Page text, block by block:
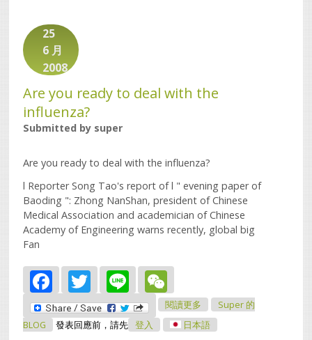
25
6 月
2008
Are you ready to deal with the
influenza?
Submitted by super
Are you ready to deal with the influenza?
l Reporter Song Tao's report of l " evening paper of
Baoding ": Zhong NanShan, president of Chinese
Medical Association and academician of Chinese
Academy of Engineering warns recently, global big
Fan
Facebook
Twitter
Line
閱讀更多關於Are You Ready To
Deal With The
Influenza?
Super 的
BLOG
發表回應前，請先 登入 日本語